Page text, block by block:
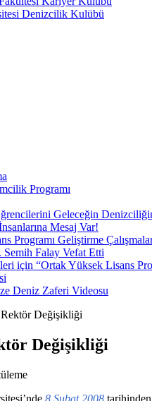
Denizcilik Kulübü
Programı
Geleceğin
Mesaj Var!
Geliştirme
Falay Vefat Etti
için “Ortak Yüksek Lisans
Deniz Zaferi Videosu
Değişikliği
Değişikliği
8 Şubat 2008